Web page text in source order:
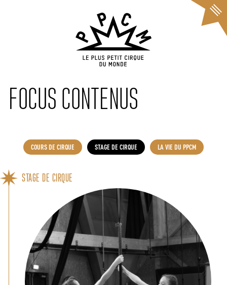
FOCUS CONTENUS
COURS DE CIRQUE STAGE DE CIRQUE LA VIE DU PPCM
STAGE DE CIRQUE